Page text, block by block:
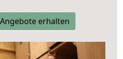
erhalten